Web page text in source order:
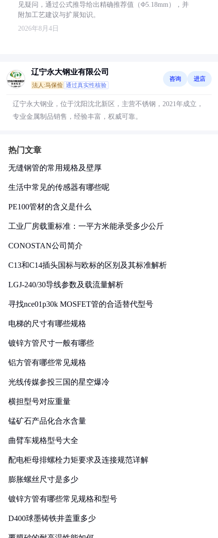
见疑问，通过公式推导给出精确推荐值（Φ5.18mm），并
附加工艺建议与扩展知识。
2026年8月4日
辽宁永大钢业有限公司
法人:马保俭 通过真实性核验
咨询 进店
辽宁永大钢业，位于沈阳沈北新区，主营不锈钢，2021年成立，
专业金属制品销售，经验丰富，权威可靠。
热门文章
无缝钢管的常用规格及壁厚
生活中常见的传感器有哪些呢
PE100管材的含义是什么
工业厂房载重标准：一平方米能承受多少公斤
CONOSTAN公司简介
C13和C14插头国标与欧标的区别及其标准解析
LGJ-240/30导线参数及载流量解析
寻找nce01p30k MOSFET管的合适替代型号
电梯的尺寸有哪些规格
镀锌方管尺寸一般有哪些
铝方管有哪些常见规格
光线传媒参投三国的星空爆冷
横担型号对应重量
锰矿石产品化合水含量
曲臂车规格型号大全
配电柜母排螺栓力矩要求及连接规范详解
膨胀螺丝尺寸是多少
镀锌方管有哪些常见规格和型号
D400球墨铸铁井盖重多少